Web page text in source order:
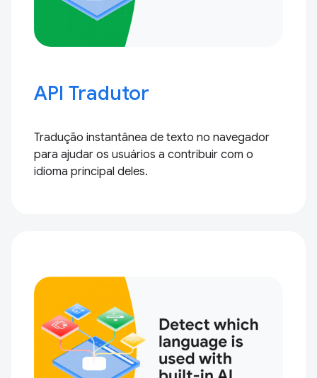
API Tradutor
Tradução instantânea de texto no navegador
para ajudar os usuários a contribuir com o
idioma principal deles.